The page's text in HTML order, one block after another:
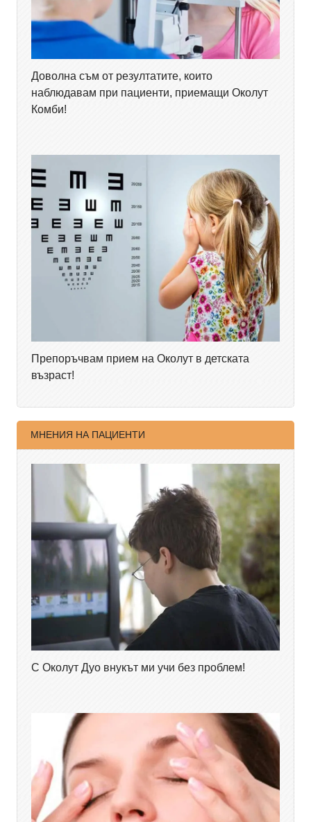
Доволна съм от резултатите, които
наблюдавам при пациенти, приемащи Околут
Комби!
Препоръчвам прием на Околут в детската
възраст!
МНЕНИЯ НА ПАЦИЕНТИ
С Околут Дуо внукът ми учи без проблем!